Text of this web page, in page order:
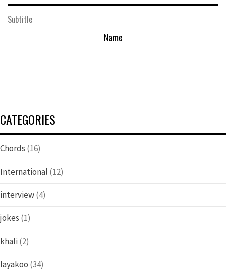
Subtitle
Name
CATEGORIES
Chords (16)
International (12)
interview(4)
jokes (1)
khali(2)
layakoo (34)